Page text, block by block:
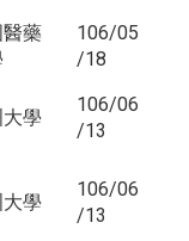
藥
106/05
/18
學
106/06
/13
學
106/06
/13